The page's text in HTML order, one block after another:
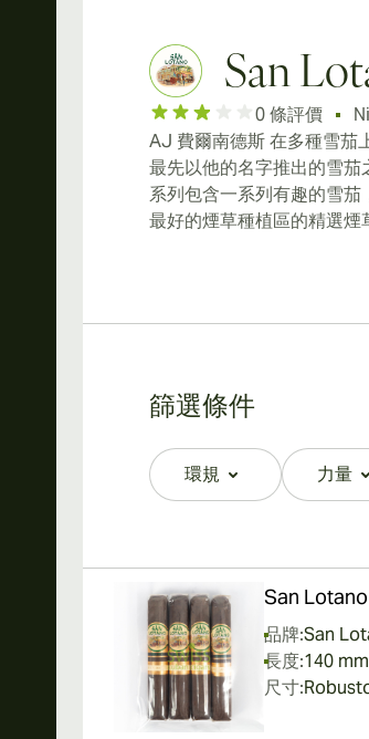
San
0 條評價
AJ 費爾南德斯 在多種雪茄
最先以他的名字推出的雪
系列包含一系列有趣的雪
最好的煙草種植區的精選煙
篩選條件
環規
filter
力量
San
品牌:San
長度:140
尺寸: